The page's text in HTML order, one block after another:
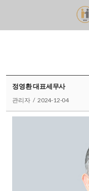
정영환 대표세무사
관리자 / 2024-12-04